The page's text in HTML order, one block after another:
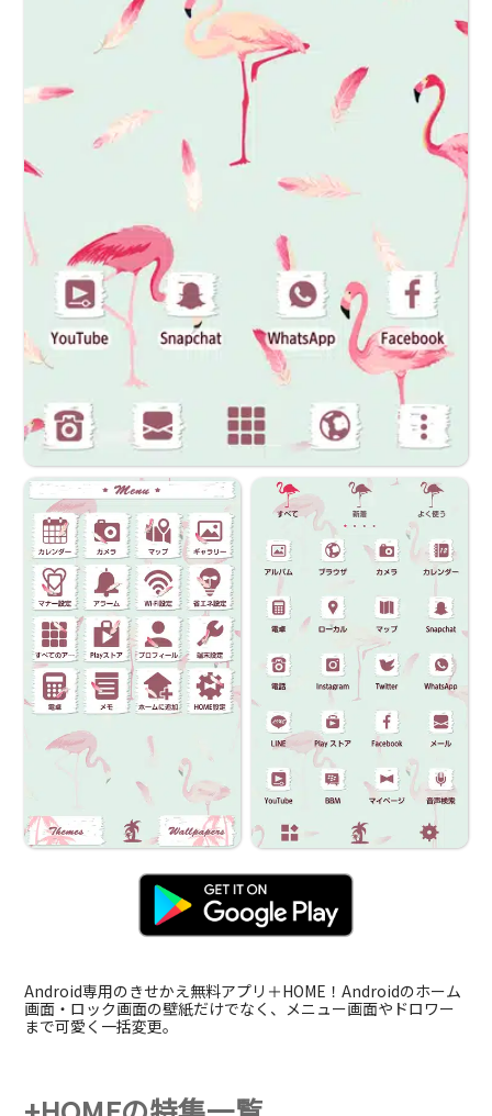
Android専用のきせかえ無料アプリ＋HOME！Androidのホーム
画面・ロック画面の壁紙だけでなく、メニュー画面やドロワー
まで可愛く一括変更。